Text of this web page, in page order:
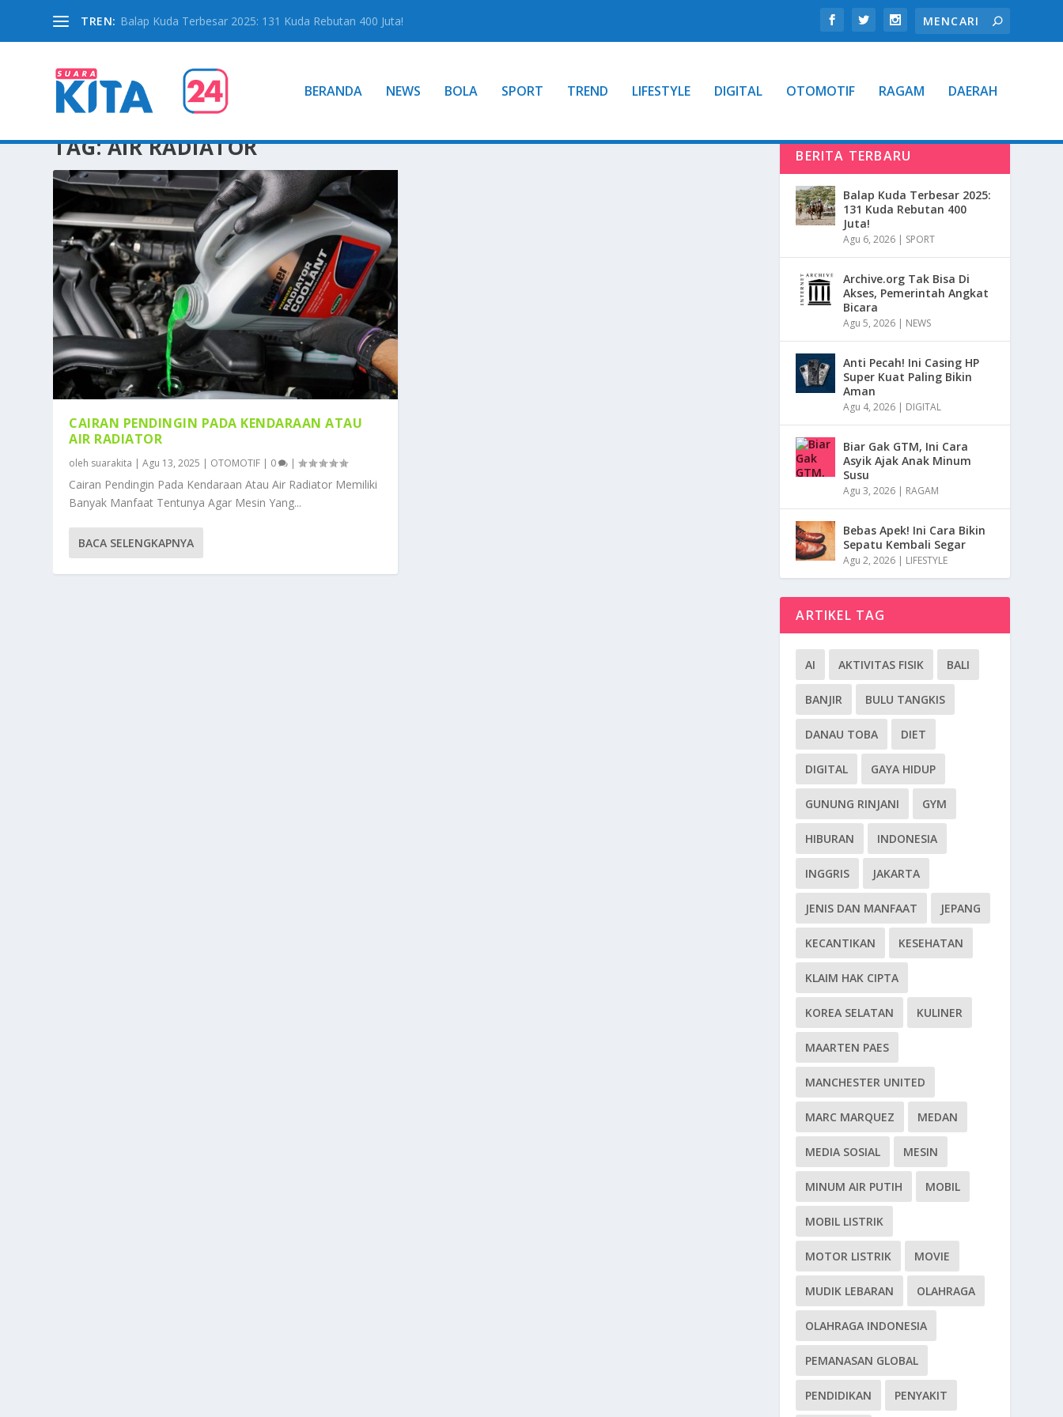
TREN: Balap Kuda Terbesar 2025: 131 Kuda Rebutan 400 Juta!
BERANDA NEWS BOLA SPORT TREND LIFESTYLE DIGITAL OTOMOTIF RAGAM DAERAH
TAG:AIR RADIATOR
CAIRAN PENDINGIN PADA KENDARAAN ATAU
AIR RADIATOR
oleh suarakita |Agu 13, 2025 | OTOMOTIF | 0 |
Cairan Pendingin Pada Kendaraan Atau Air Radiator Memiliki
Banyak Manfaat Tentunya Agar Mesin Yang...
BACA SELENGKAPNYA
BERITA TERBARU
Balap Kuda Terbesar 2025:
131 Kuda Rebutan 400
Juta!
Agu 6, 2026 | SPORT
Archive.org Tak Bisa Di
Akses, Pemerintah Angkat
Bicara
Agu 5, 2026 | NEWS
Anti Pecah! Ini Casing HP
Super Kuat Paling Bikin
Aman
Agu 4, 2026 | DIGITAL
Biar Gak GTM, Ini Cara
Asyik Ajak Anak Minum
Susu
Agu 3, 2026 | RAGAM
Bebas Apek! Ini Cara Bikin
Sepatu Kembali Segar
Agu 2, 2026 | LIFESTYLE
ARTIKEL TAG
AI AKTIVITAS FISIK BALI
BANJIR BULU TANGKIS
DANAU TOBA DIET
DIGITAL GAYA HIDUP
GUNUNG RINJANI GYM
HIBURAN INDONESIA
INGGRIS JAKARTA
JENIS DAN MANFAAT JEPANG
KECANTIKAN KESEHATAN
KLAIM HAK CIPTA
KOREA SELATAN KULINER
MAARTEN PAES
MANCHESTER UNITED
MARC MARQUEZ MEDAN
MEDIA SOSIAL MESIN
MINUM AIR PUTIH MOBIL
MOBIL LISTRIK
MOTOR LISTRIK MOVIE
MUDIK LEBARAN OLAHRAGA
OLAHRAGA INDONESIA
PEMANASAN GLOBAL
PENDIDIKAN PENYAKIT